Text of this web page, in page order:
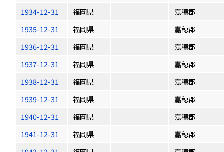
1934-12-31
福岡県
嘉穂郡
1935-12-31
福岡県
嘉穂郡
1936-12-31
福岡県
嘉穂郡
1937-12-31
福岡県
嘉穂郡
1938-12-31
福岡県
嘉穂郡
1939-12-31
福岡県
嘉穂郡
1940-12-31
福岡県
嘉穂郡
1941-12-31
福岡県
嘉穂郡